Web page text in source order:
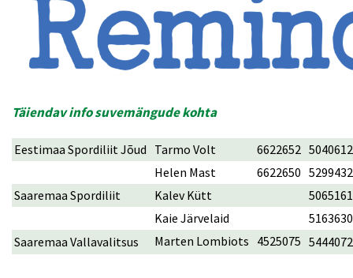
Täiendav info suvemängude kohta
Eestimaa Spordiliit Jõud Tarmo Volt 6622652 5040612
Helen Mast
6622650 5299432
Saaremaa Spordiliit
Kalev Kütt
5065161
Kaie Järvelaid
5163630
Saaremaa Vallavalitsus
Marten Lombiots 4525075